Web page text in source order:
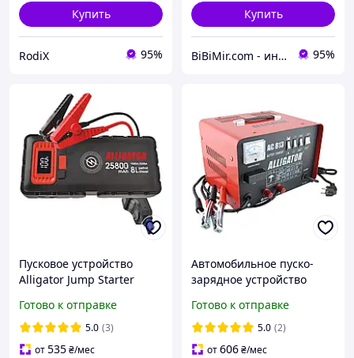
Купить
RodiX 95%
Купить
BiBiMir.com - интернет-магазин автоаксессуаров 95%
Пусковое устройство
Alligator Jump Starter
Smart-клеммами и
беспроводной зарядкой
(JS848)
Готово к отправке
5.0 (3)
от535₴/мес
Автомобильное пуско-
зарядное устройство
аккумуляторы) Alligator
12V/24V, 45A, 300Ач,
AC813
Готово к отправке
5.0 (2)
от606₴/мес